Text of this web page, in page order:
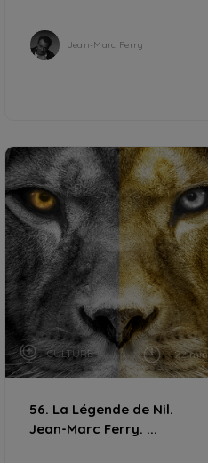
Jean-Marc Ferry
CULTURE 22 min
56. La Légende de Nil.
Jean-Marc Ferry. ...